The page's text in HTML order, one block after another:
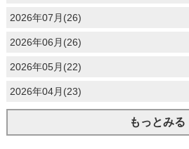
2026年07月(26)
2026年06月(26)
2026年05月(22)
2026年04月(23)
もっとみる